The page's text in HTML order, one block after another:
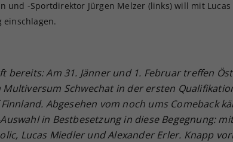
und -Sportdirektor Jürgen Melzer (links) will mit
einschlagen.
bereits: Am 31. Jänner und 1. Februar treffen
Multiversum Schwechat in der ersten
Finnland. Abgesehen vom noch ums Comeback
in Bestbesetzung in diese Begegnung:
Lucas Miedler und Alexander Erler. Knapp